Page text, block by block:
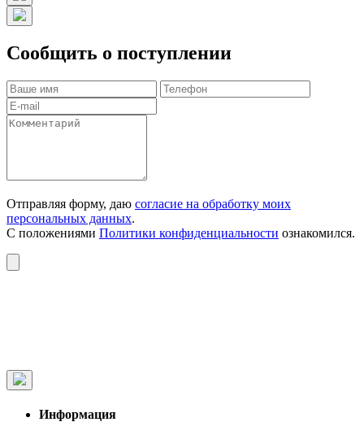
Сообщить о поступлении
Отправляя форму, даю согласие на обработку моих
персональных данных.
С положениями Политики конфиденциальности ознакомился.
Информация